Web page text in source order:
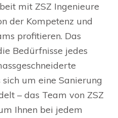
mit ZSZ Ingenieure
der Kompetenz und
profitieren. Das
Bedürfnisse jedes
sich um eine Sanierung
– das Team von ZSZ
Ihnen bei jedem